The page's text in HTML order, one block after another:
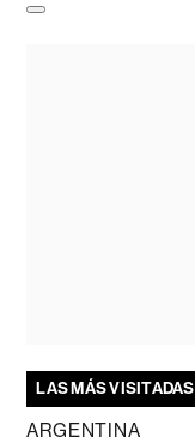
LAS MÁS VISITADAS
ARGENTINA